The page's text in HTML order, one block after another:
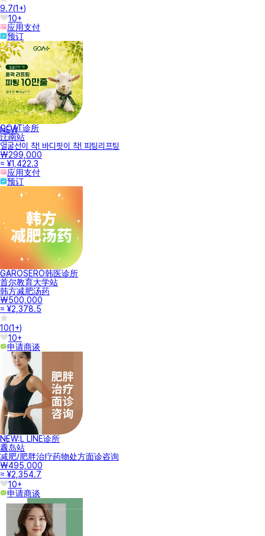
9.7(1+)
10+
应用支付
预订
NEW
GOAT诊所
江南站
얼굴선이 착! 바디핏이 착! 피팅리프팅
₩299,000
≈ ¥1,422.3
应用支付
预订
GAROSERO韩医诊所
首尔教育大学站
韩方减肥汤药
₩500,000
≈ ¥2,378.5
10(1+)
10+
申请商谈
NEW:L LINE诊所
纛岛站
减肥/肥胖治疗药物处方面诊咨询
₩495,000
≈ ¥2,354.7
10+
申请商谈